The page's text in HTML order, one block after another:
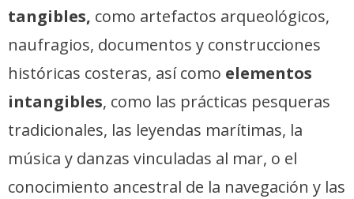
tangibles, como artefactos arqueológicos,
naufragios, documentos y construcciones
históricas costeras, así como elementos
intangibles, como las prácticas pesqueras
tradicionales, las leyendas marítimas, la
música y danzas vinculadas al mar, o el
conocimiento ancestral de la navegación y las